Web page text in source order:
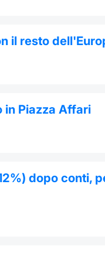
il resto
in Piazza Affari
dopo conti,